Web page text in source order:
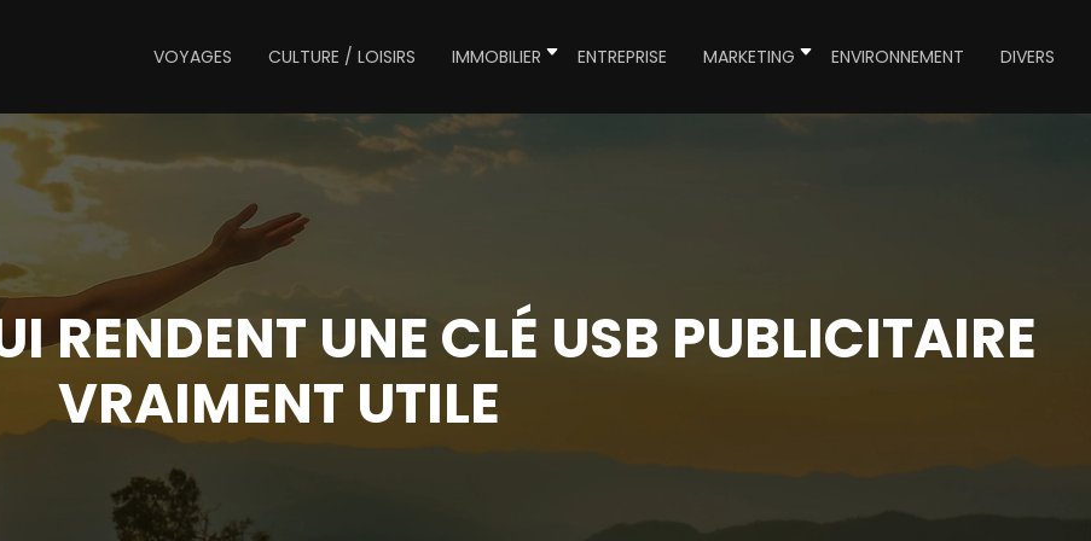
VOYAGES CULTURE / LOISIRS IMMOBILIER ENTREPRISE MARKETING ENVIRONNEMENT DIVERS
RENDENT UNE CLÉ USB PUBLICITAIRE
VRAIMENT UTILE